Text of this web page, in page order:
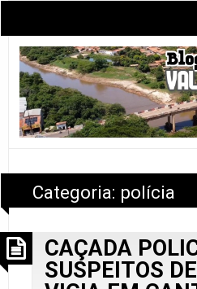
Categoria: polícia
CAÇADA
SUSPEITOS